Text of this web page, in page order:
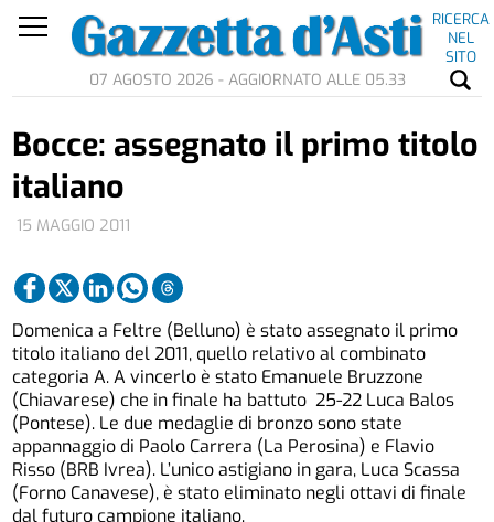
RICERCA
NEL
SITO
07 AGOSTO 2026 - AGGIORNATO ALLE 05.33
15 MAGGIO 2011
Bocce: assegnato il primo titolo
italiano
Domenica a Feltre (Belluno) è stato assegnato il primo
titolo italiano del 2011, quello relativo al combinato
categoria A. A vincerlo è stato Emanuele Bruzzone
(Chiavarese) che in finale ha battuto 25-22 Luca Balos
(Pontese). Le due medaglie di bronzo sono state
appannaggio di Paolo Carrera (La Perosina) e Flavio
Risso (BRB Ivrea). L’unico astigiano in gara, Luca Scassa
(Forno Canavese), è stato eliminato negli ottavi di finale
dal futuro campione italiano.